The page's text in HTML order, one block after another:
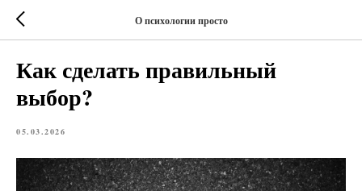
О психологии просто
Как сделать правильный
выбор?
05.03.2026